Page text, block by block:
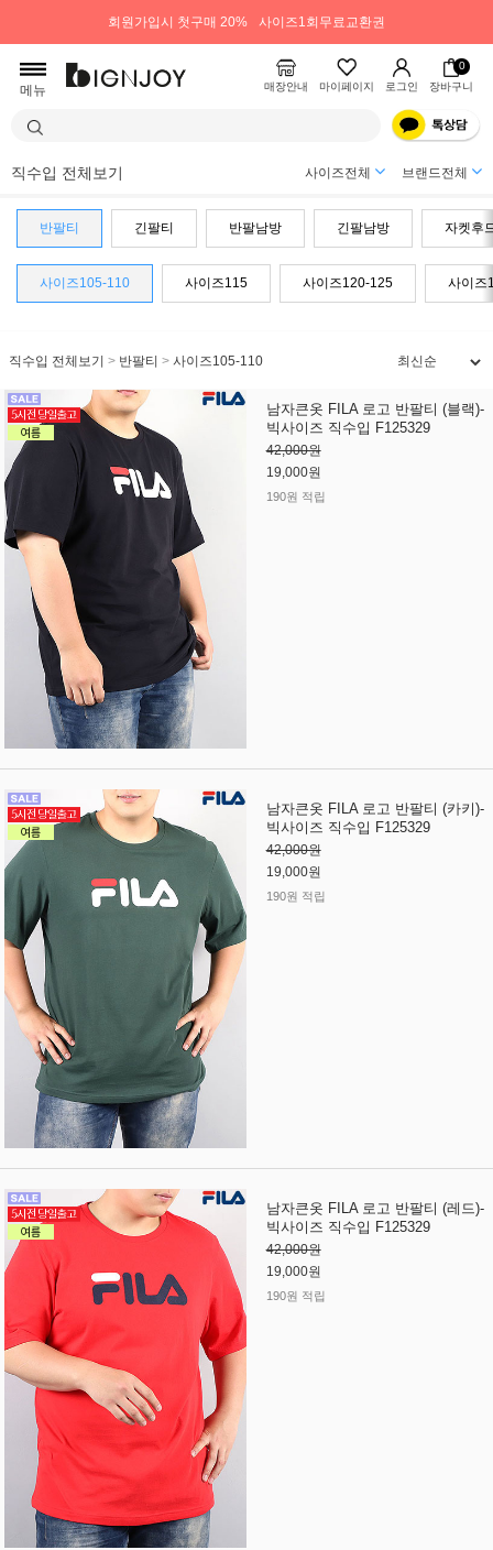
회원가입시 첫구매 20% 사이즈1회무료교환권
메뉴 매장안내 마이페이지 로그인
0
장바구니
직수입 전체보기 사이즈전체 브랜드전체
반팔티 긴팔티 반팔남방 긴팔남방 자켓후
사이즈105-110 사이즈115 사이즈120-125 사이즈
직수입 전체보기 > 반팔티 > 사이즈105-110
남자큰옷 FILA 로고 반팔티 (블랙)-
빅사이즈 직수입 F125329
42,000원
19,000원
190원 적립
남자큰옷 FILA 로고 반팔티 (카키)-
빅사이즈 직수입 F125329
42,000원
19,000원
190원 적립
남자큰옷 FILA 로고 반팔티 (레드)-
빅사이즈 직수입 F125329
42,000원
19,000원
190원 적립